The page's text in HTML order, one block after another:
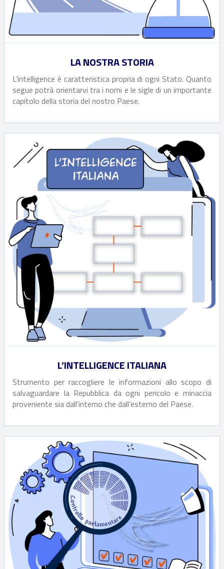
LA NOSTRA STORIA
L’intelligence è caratteristica propria di ogni Stato. Quanto
segue potrà orientarvi tra i nomi e le sigle di un importante
capitolo della storia del nostro Paese.
L’INTELLIGENCE ITALIANA
Strumento per raccogliere le informazioni allo scopo di
salvaguardare la Repubblica da ogni pericolo e minaccia
proveniente sia dall’interno che dall’esterno del Paese.